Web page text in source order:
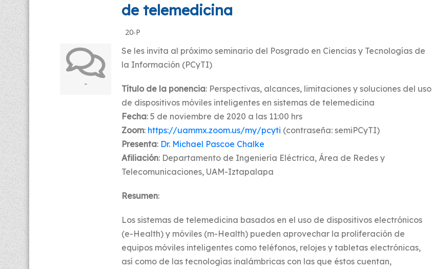
-
de telemedicina
20-P
Se les invita al próximo seminario del Posgrado en Ciencias y Tecnologías de
la Información (PCyTI)
Título de la ponencia: Perspectivas, alcances, limitaciones y soluciones del uso
de dispositivos móviles inteligentes en sistemas de telemedicina
Fecha: 5 de noviembre de 2020 a las 11:00 hrs
Zoom: https://uammx.zoom.us/my/pcyti (contraseña: semiPCyTI)
Presenta: Dr. Michael Pascoe Chalke
Afiliación: Departamento de Ingeniería Eléctrica, Área de Redes y
Telecomunicaciones, UAM-Iztapalapa
Resumen:
Los sistemas de telemedicina basados en el uso de dispositivos electrónicos
(e-Health) y móviles (m-Health) pueden aprovechar la proliferación de
equipos móviles inteligentes como teléfonos, relojes y tabletas electrónicas,
así como de las tecnologías inalámbricas con las que éstos cuentan,